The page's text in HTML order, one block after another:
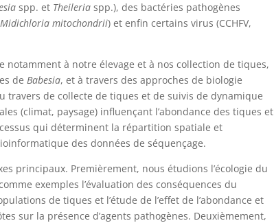
spp. et Theileria spp.), des bactéries pathogènes
Midichloria mitochondrii) et enfin certains virus (CCHFV,
notamment à notre élevage et à nos collection de tiques,
deBabesia, et à travers des approches de biologie
travers de collecte de tiques et de suivis de dynamique
(climat, paysage) influençant l’abondance des tiques et
qui déterminent la répartition spatiale et
des données de séquençage.
principaux. Premièrement, nous étudions l’écologie du
exemples l’évaluation des conséquences du
de tiques et l’étude de l’effet de l’abondance et
sur la présence d’agents pathogènes. Deuxièmement,